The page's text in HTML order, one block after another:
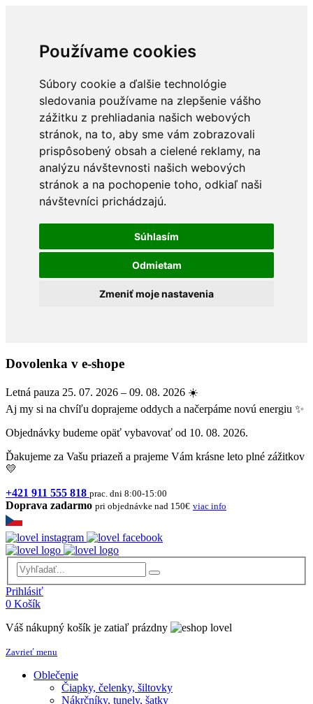
Používame cookies
Súbory cookie a ďalšie technológie
sledovania používame na zlepšenie vášho
zážitku z prehliadania našich webových
stránok, na to, aby sme vám zobrazovali
prispôsobený obsah a cielené reklamy, na
analýzu návštevnosti našich webových
stránok a na pochopenie toho, odkiaľ naši
návštevníci prichádzajú.
Súhlasím
Odmietam
Zmeniť moje nastavenia
Dovolenka v e-shope
Letná pauza 25. 07. 2026 – 09. 08. 2026 ☀️
Aj my si na chvíľu doprajeme oddych a načerpáme novú energiu ✨
Objednávky budeme opäť vybavovať od 10. 08. 2026.
Ďakujeme za Vašu priazeň a prajeme Vám krásne leto plné zážitkov
💛
+421 911 555 818 prac. dni 8:00-15:00
Doprava zadarmo pri objednávke nad 150€ viac info
Prihlásiť
0 Košík
Váš nákupný košík je zatiaľ prázdny
Zavrieť menu
Oblečenie
Čiapky, čelenky, šiltovky
Nákrčníky, tunely, šatky